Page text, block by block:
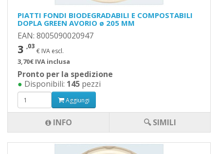
PIATTI FONDI BIODEGRADABILI E COMPOSTABILI
DOPLA GREEN AVORIO ø 205 MM
EAN: 8005090020947
3 ,03
€ IVA escl.
3,70€ IVA inclusa
Pronto per la spedizione
● Disponibili: 145 pezzi
Aggiungi
INFO 🔍 SIMILI